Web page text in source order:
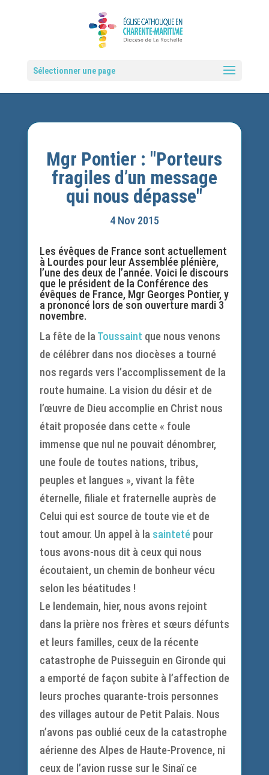
Sélectionner une page
Mgr Pontier : "Porteurs
fragiles d’un message
qui nous dépasse"
4 Nov 2015
Les évêques de France sont actuellement
à Lourdes pour leur Assemblée plénière,
l’une des deux de l’année. Voici le discours
que le président de la Conférence des
évêques de France, Mgr Georges Pontier, y
a prononcé lors de son ouverture mardi 3
novembre.
La fête de la Toussaint que nous venons
de célébrer dans nos diocèses a tourné
nos regards vers l’accomplissement de la
route humaine. La vision du désir et de
l’œuvre de Dieu accomplie en Christ nous
était proposée dans cette « foule
immense que nul ne pouvait dénombrer,
une foule de toutes nations, tribus,
peuples et langues », vivant la fête
éternelle, filiale et fraternelle auprès de
Celui qui est source de toute vie et de
tout amour. Un appel à la sainteté pour
tous avons-nous dit à ceux qui nous
écoutaient, un chemin de bonheur vécu
selon les béatitudes !
Le lendemain, hier, nous avons rejoint
dans la prière nos frères et sœurs défunts
et leurs familles, ceux de la récente
catastrophe de Puisseguin en Gironde qui
a emporté de façon subite à l’affection de
leurs proches quarante-trois personnes
des villages autour de Petit Palais. Nous
n’avons pas oublié ceux de la catastrophe
aérienne des Alpes de Haute-Provence, ni
ceux de l’avion russe sur le Sinaï ce